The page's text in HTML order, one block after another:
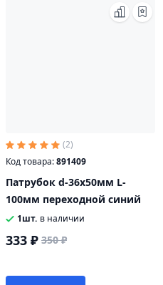
(2)
Код товара:891409
Патрубок d-36х50мм L-
100мм переходной синий
1шт. в наличии
333 ₽ 350 ₽